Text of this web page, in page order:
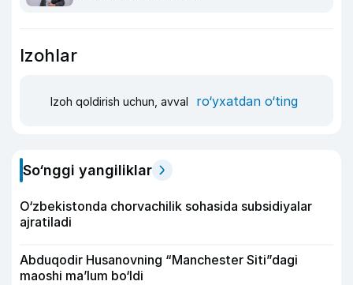
Izohlar
Izoh qoldirish uchun, avval ro‘yxatdan o‘ting
So‘nggi yangiliklar
O‘zbekistonda chorvachilik sohasida subsidiyalar
ajratiladi
Abduqodir Husanovning “Manchester Siti”dagi
maoshi ma’lum bo‘ldi